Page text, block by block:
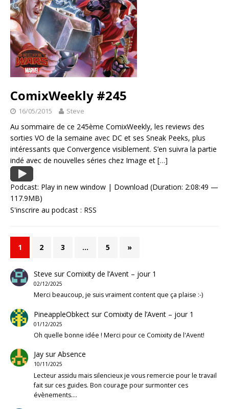
ComixWeekly #245
16/05/2015 Steve
Au sommaire de ce 245ème ComixWeekly, les reviews des
sorties VO de la semaine avec DC et ses Sneak Peeks, plus
intéressants que Convergence visiblement. S’en suivra la partie
indé avec de nouvelles séries chez Image et […]
Podcast: Play in new window | Download (Duration: 2:08:49 —
117.9MB)
S'inscrire au podcast : RSS
1 2 3 … 5 »
Steve surComixity de l’Avent – jour 1
02/12/2025
Merci beaucoup, je suis vraiment content que ça plaise :-)
PineappleObkectsurComixity de l’Avent – jour 1
01/12/2025
Oh quelle bonne idée ! Merci pour ce Comixity de l'Avent!
JaysurAbsence
10/11/2025
Lecteur assidu mais silencieux je vous remercie pour le travail
fait sur ces guides. Bon courage pour surmonter ces
évènements.…